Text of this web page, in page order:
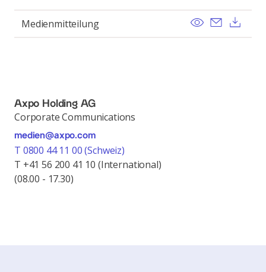
Medienmitteilung View Send
Axpo Holding AG
Corporate Communications
medien@axpo.com
T 0800 44 11 00 (Schweiz)
T +41 56 200 41 10 (International)
(08.00 - 17.30)